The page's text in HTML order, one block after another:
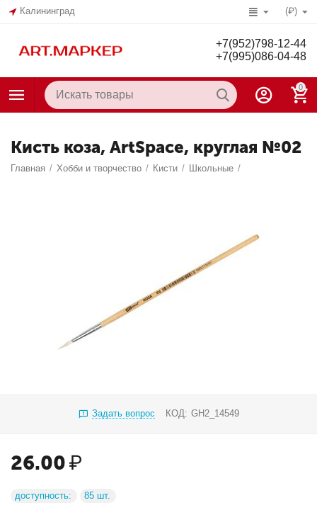
Калининград (₽)
+7(952)798-12-44
+7(995)086-04-48
0
Кисть коза, ArtSpace, круглая №02
Главная / Хобби и творчество / Кисти / Школьные /
Задать вопрос КОД: GH2_14549
26.00₽
доступность: 85 шт.